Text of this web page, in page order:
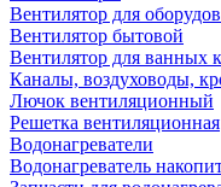
Вентилятор для
Вентилятор бытовой
Вентилятор для ванных
Каналы, воздуховоды,
Лючок вентиляционный
Решетка вентиляционная
Водонагреватели
Водонагреватель